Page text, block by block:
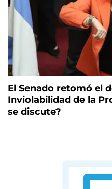
El Senado retomó el
Inviolabilidad de la
se discute?